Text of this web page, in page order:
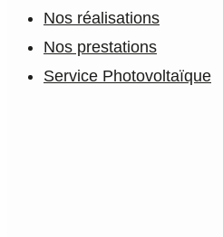
Nos réalisations
Nos prestations
Service Photovoltaïque